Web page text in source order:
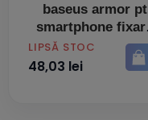
baseus armor pt
smartphone
de bare de
dimensiuni negru
PRET
LIPSĂ STOC
48,03 lei